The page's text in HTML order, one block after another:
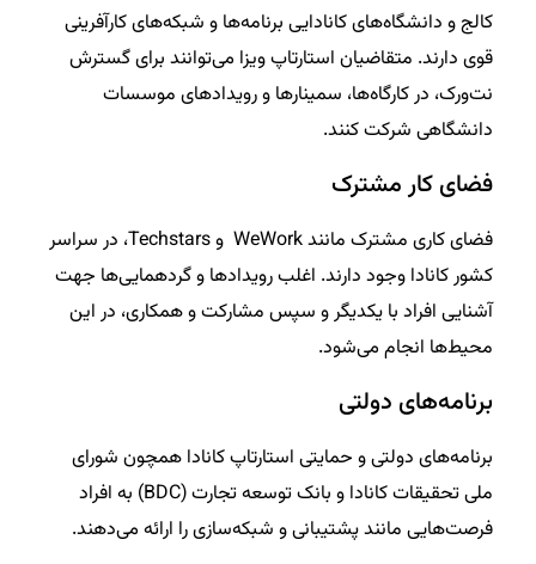
کالج و دانشگاه‌های کانادایی برنامه‌ها و شبکه‌های کارآفرینی
قوی دارند. متقاضیان استارتاپ ویزا می‌توانند برای گسترش
نت‌ورک، در کارگاه‌ها، سمینار‌ها و رویداد‌های موسسات
دانشگاهی شرکت کنند.
فضا‌ی کار مشترک
فضای کاری مشترک مانند WeWork و Techstars، در سراسر
کشور کانادا وجود دارند. اغلب رویداد‌ها و گردهمایی‌ها جهت
آشنایی افراد با یکدیگر و سپس مشارکت و همکاری، در این
محیط‌ها انجام می‌شود.
برنامه‌های دولتی
برنامه‌های دولتی و حمایتی استارتاپ کانادا همچون شورای
ملی تحقیقات کانادا و بانک توسعه تجارت (BDC) به افراد
فرصت‌هایی مانند پشتیبانی و شبکه‌سازی را ارائه می‌دهند.